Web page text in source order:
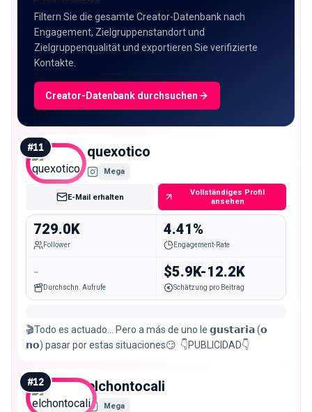
Filtern Sie die gesamte Creator-Datenbank nach
Engagement, Zielgruppenstandort und
Zielgruppenqualität und exportieren Sie verifizierte
Kontakte.
Creator-Datenbank durchsuchen
#11 quexotico
Mega
E-Mail erhalten
Vollständiges Profil
ansehen
729.0K
Follower
4.41%
Engagement-Rate
-
Durchschn. Aufrufe
$5.9K-12.2K
Schätzung pro Beitrag
🎬Todo es actuado… Pero a más de uno le ㅤ𝗴𝘂𝘀𝘁𝗮𝗿𝗶𝗮 (𝗼
𝗻𝗼) pasar por estas situaciones😏 ㅤ 👇PUBLICIDAD👇
#12 elchontocali
Mega